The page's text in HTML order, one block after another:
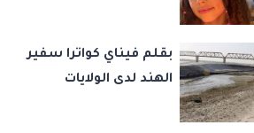
بقلم فيناي كواترا سفير
الهند لدى الولايات